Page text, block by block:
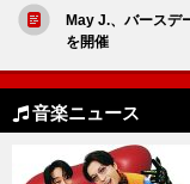
May J.、バースデ
を開催
音楽ニュース